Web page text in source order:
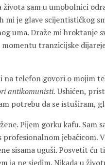
sam u umobolnici
mi je glave scijentističkog
uma. Draže mi hroktanje
tranzicijske
na telefon govori o mojim
antikomunisti.Ushićen,
potrebu da se istuširam,
Pijem gorku kafu. Sam
jebačicom.
sisama uguši. Posvetit
ja ne sjedim. Nikada u